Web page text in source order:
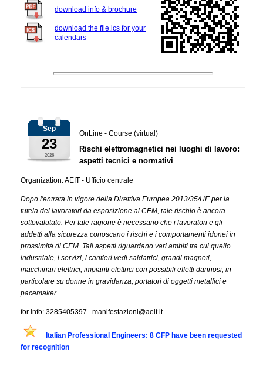
download info & brochure
download the file.ics for your
calendars
Sep
23
2026
OnLine - Course (virtual)
Rischi elettromagnetici nei luoghi di lavoro:
aspetti tecnici e normativi
Organization: AEIT - Ufficio centrale
Dopo l'entrata in vigore della Direttiva Europea 2013/35/UE per la
tutela dei lavoratori da esposizione ai CEM, tale rischio è ancora
sottovalutato. Per tale ragione è necessario che i lavoratori e gli
addetti alla sicurezza conoscano i rischi e i comportamenti idonei in
prossimità di CEM. Tali aspetti riguardano vari ambiti tra cui quello
industriale, i servizi, i cantieri vedi saldatrici, grandi magneti,
macchinari elettrici, impianti elettrici con possibili effetti dannosi, in
particolare su donne in gravidanza, portatori di oggetti metallici e
pacemaker.
for info: 3285405397 manifestazioni@aeit.it
Italian Professional Engineers: 8 CFP have been requested
for recognition